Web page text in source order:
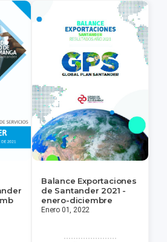
Balance Exportaciones
de Santander 2021 -
enero-diciembre
Enero 01, 2022